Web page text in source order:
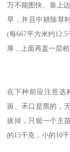
万不能图快。靠上
旱，并且中耕除草
(每667平方米约
厚，上面再盖一层
在下种前应注意选
斑、禾口是黑的，
拔掉，只留一个主
的15千克，小的10千